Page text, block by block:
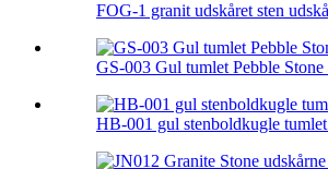
FOG-1 granit udskåret sten
GS-003 Gul tumlet Pebble Stone
HB-001 gul stenboldkugle